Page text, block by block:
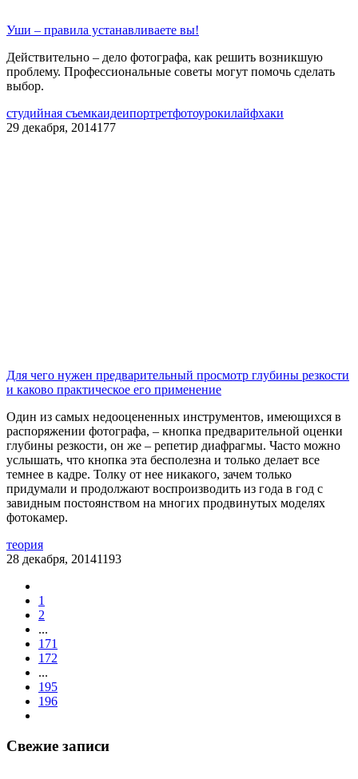
Уши – правила устанавливаете вы!
Действительно – дело фотографа, как решить возникшую
проблему. Профессиональные советы могут помочь сделать
выбор.
студийная съемкаидеипортретфотоурокилайфхаки
29 декабря, 2014177
Для чего нужен предварительный просмотр глубины резкости
и каково практическое его применение
Один из самых недооцененных инструментов, имеющихся в
распоряжении фотографа, – кнопка предварительной оценки
глубины резкости, он же – репетир диафрагмы. Часто можно
услышать, что кнопка эта бесполезна и только делает все
темнее в кадре. Толку от нее никакого, зачем только
придумали и продолжают воспроизводить из года в год с
завидным постоянством на многих продвинутых моделях
фотокамер.
теория
28 декабря, 20141193
1
2
...
171
172
...
195
196
Свежие записи